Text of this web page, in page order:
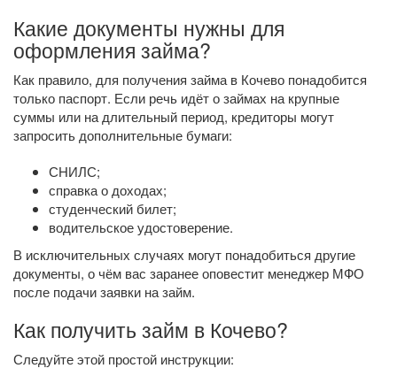
Какие документы нужны для
оформления займа?
Как правило, для получения займа в Кочево понадобится
только паспорт. Если речь идёт о займах на крупные
суммы или на длительный период, кредиторы могут
запросить дополнительные бумаги:
СНИЛС;
справка о доходах;
студенческий билет;
водительское удостоверение.
В исключительных случаях могут понадобиться другие
документы, о чём вас заранее оповестит менеджер МФО
после подачи заявки на займ.
Как получить займ в Кочево?
Следуйте этой простой инструкции: